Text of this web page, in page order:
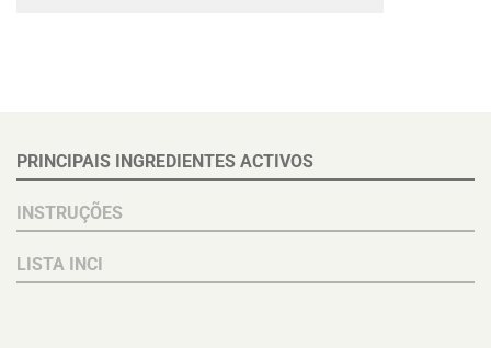
PRINCIPAIS INGREDIENTES ACTIVOS
INSTRUÇÕES
LISTA INCI